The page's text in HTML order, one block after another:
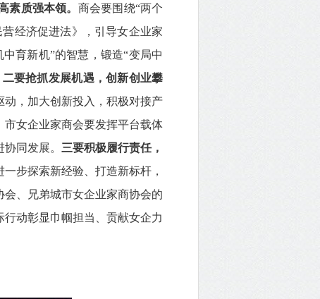
素质强本领。 商会要围绕“两个
经济促进法》，引导女企业家
育新机”的智慧，锻造“变局中
二要抢抓发展机遇，创新创业攀
，加大创新投入，积极对接产
女企业家商会要发挥平台载体
同发展。 三要积极履行责任，
步探索新经验、打造新标杆，
、兄弟城市女企业家商协会的
动彰显巾帼担当、贡献女企力